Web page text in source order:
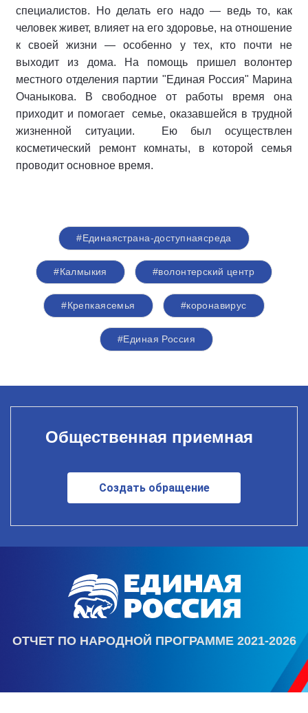
специалистов. Но делать его надо — ведь то, как
человек живет, влияет на его здоровье, на отношение
к своей жизни — особенно у тех, кто почти не
выходит из дома. На помощь пришел волонтер
местного отделения партии "Единая Россия" Марина
Очаныкова. В свободное от работы время она
приходит и помогает семье, оказавшейся в трудной
жизненной ситуации. Ею был осуществлен
косметический ремонт комнаты, в которой семья
проводит основное время.
#Единаястрана-доступнаясреда
#Калмыкия #волонтерский центр
#Крепкаясемья #коронавирус
#Единая Россия
Общественная приемная
Создать обращение
ОТЧЕТ ПО НАРОДНОЙ ПРОГРАММЕ 2021-2026